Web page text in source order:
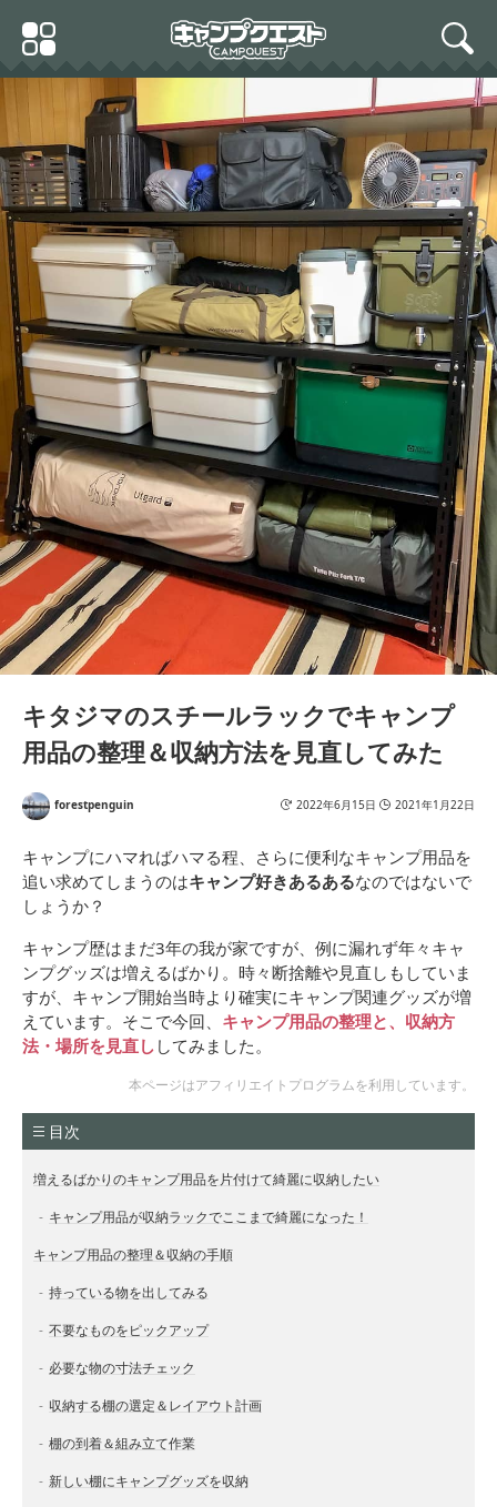
Primary
Menu
search
キタジマのスチールラックでキャンプ
用品の整理＆収納方法を見直してみた
forestpenguin 2022年6月15日 2021年1月22日
キャンプにハマればハマる程、さらに便利なキャンプ用品を
追い求めてしまうのはキャンプ好きあるあるなのではないで
しょうか？
キャンプ歴はまだ3年の我が家ですが、例に漏れず年々キャ
ンプグッズは増えるばかり。時々断捨離や見直しもしていま
すが、キャンプ開始当時より確実にキャンプ関連グッズが増
えています。そこで今回、 キャンプ用品の整理と、収納方
法・場所を見直し してみました。
本ページはアフィリエイトプログラムを利用しています。
目次
増えるばかりのキャンプ用品を片付けて綺麗に収納したい
キャンプ用品が収納ラックでここまで綺麗になった！
キャンプ用品の整理＆収納の手順
持っている物を出してみる
不要なものをピックアップ
必要な物の寸法チェック
収納する棚の選定＆レイアウト計画
棚の到着＆組み立て作業
新しい棚にキャンプグッズを収納
SK11(エスケー11) ラチェ
ットレンチセット 10~17
mm SGR-F5SET フレック
スヘッド